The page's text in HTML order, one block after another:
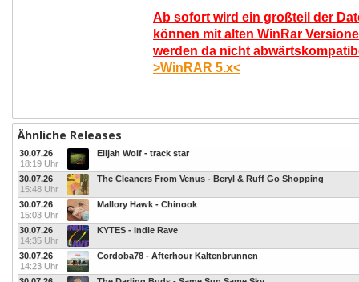
Ab sofort wird ein großteil der
können mit alten WinRar
werden da nicht
>WinRAR 5.x<
Ähnliche Releases
30.07.26
18:19 Uhr
Elijah Wolf - track star
30.07.26
15:48 Uhr
The Cleaners From Venus - Beryl & Ruff Go Shopping
30.07.26
15:03 Uhr
Mallory Hawk - Chinook
30.07.26
14:35 Uhr
KYTES - Indie Rave
30.07.26
14:23 Uhr
Cordoba78 - Afterhour Kaltenbrunnen